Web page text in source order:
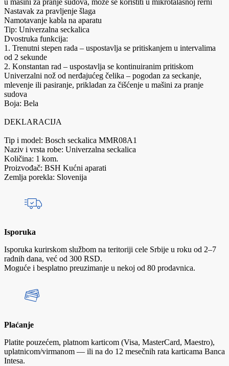
Nastavak za pravljenje šlaga
Namotavanje kabla na aparatu
Tip: Univerzalna seckalica
Dvostruka funkcija:
1. Trenutni stepen rada – uspostavlja se pritiskanjem u intervalima
od 2 sekunde
2. Konstantan rad – uspostavlja se kontinuiranim pritiskom
Univerzalni nož od nerđajućeg čelika – pogodan za seckanje,
mlevenje ili pasiranje, prikladan za čišćenje u mašini za pranje
sudova
Boja: Bela
DEKLARACIJA
Tip i model: Bosch seckalica MMR08A1
Naziv i vrsta robe: Univerzalna seckalica
Količina: 1 kom.
Proizvođač: BSH Kućni aparati
Zemlja porekla: Slovenija
Isporuka
Isporuka kurirskom službom na teritoriji cele Srbije u roku od 2–7
radnih dana, već od 300 RSD.
Moguće i besplatno preuzimanje u nekoj od 80 prodavnica.
Plaćanje
Platite pouzećem, platnom karticom (Visa, MasterCard, Maestro),
uplatnicom/virmanom — ili na do 12 mesečnih rata karticama Banca
Intesa.